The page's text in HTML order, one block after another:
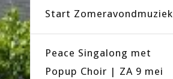
Start Zomeravondmuziek
Peace Singalong met
Popup Choir | ZA 9 mei